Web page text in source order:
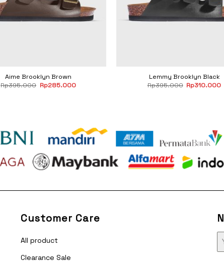
Aime Brooklyn Brown
Rp395.000 Original
price
Rp285.000Current
Lemmy Brooklyn Black
Rp395.000 Original
price
Rp310.000
Customer Care
All product
Clearance Sale